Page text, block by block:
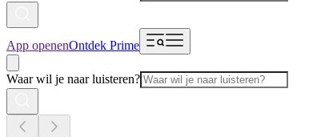
App openenOntdek Prime
Waar wil je naar luisteren?